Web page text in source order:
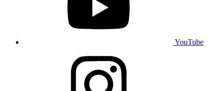
YouTube